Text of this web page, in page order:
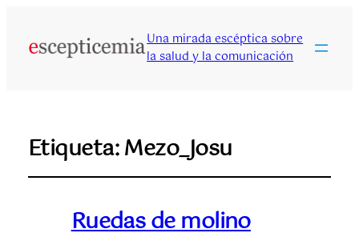
Una mirada escéptica sobre
la salud y la comunicación
Etiqueta:Mezo_Josu
Ruedas de molino